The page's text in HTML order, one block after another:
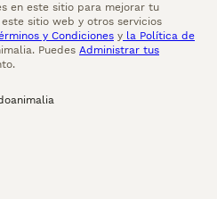
en este sitio para mejorar tu
sitio web y otros servicios
y Condiciones y la Política de
Puedes Administrar tus